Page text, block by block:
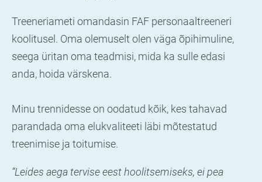
Treeneriameti omandasin FAF personaaltreeneri
koolitusel. Oma olemuselt olen väga õpihimuline,
seega üritan oma teadmisi, mida ka sulle edasi
anda, hoida värskena.
Minu trennidesse on oodatud kõik, kes tahavad
parandada oma elukvaliteeti läbi mõtestatud
treenimise ja toitumise.
“Leides aega tervise eest hoolitsemiseks, ei pea